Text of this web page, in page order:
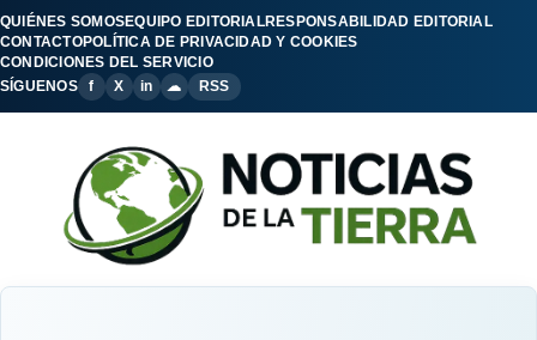
QUIÉNES SOMOSEQUIPO EDITORIALRESPONSABILIDAD EDITORIAL
CONTACTOPOLÍTICA DE PRIVACIDAD Y COOKIES
CONDICIONES DEL SERVICIO
SÍGUENOS
f X in ☁ RSS